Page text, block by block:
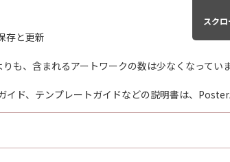
存と更新
も、含まれるアートワークの数は少なくなっていま
イド、テンプレートガイドなどの説明書は、
スク